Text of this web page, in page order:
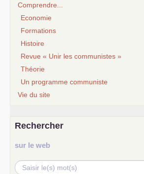
Comprendre...
Economie
Formations
Histoire
Revue « Unir les communistes »
Théorie
Un programme communiste
Vie du site
Rechercher
sur le web